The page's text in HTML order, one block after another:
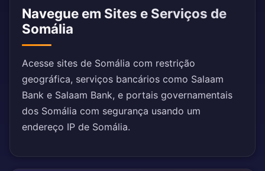
Navegue em Sites e Serviços de
Somália
Acesse sites de Somália com restrição
geográfica, serviços bancários como Salaam
Bank e Salaam Bank, e portais governamentais
dos Somália com segurança usando um
endereço IP de Somália.